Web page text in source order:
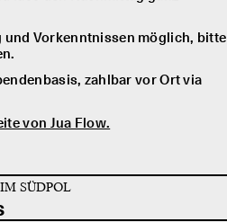
und Vorkenntnissen möglich, bitte
zahlbar vor Ort via
von Jua Flow.
SÜDPOL